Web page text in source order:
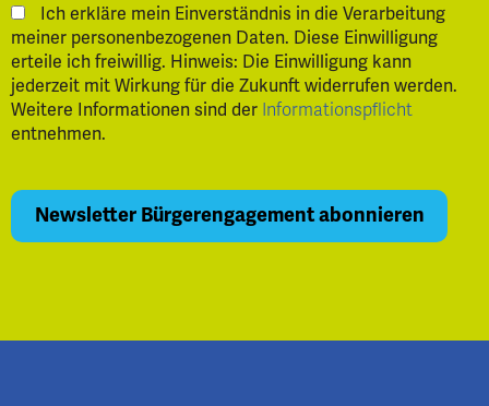
Ich erkläre mein Einverständnis in die Verarbeitung
meiner personenbezogenen Daten. Diese Einwilligung
erteile ich freiwillig. Hinweis: Die Einwilligung kann
jederzeit mit Wirkung für die Zukunft widerrufen werden.
Weitere Informationen sind der Informationspflicht
entnehmen.